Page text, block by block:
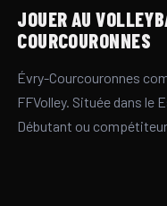
JOUER AU
COURCOURONNES
Évry-Courcouronnes
FFVolley. Située dans le
Débutant ou